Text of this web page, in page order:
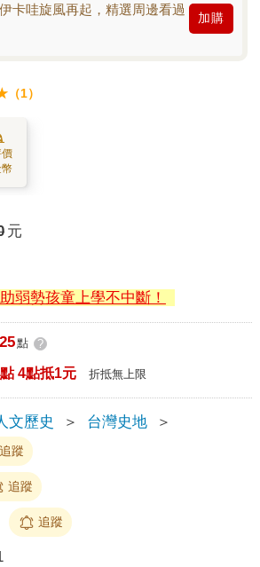
卡哇旋風再起，精選周邊看過
加購
1）
元
弱勢孩童上學不中斷！
25點 ?
4點抵1元 折抵無上限
文歷史 ＞ 台灣史地
＞
追蹤
追蹤
追蹤